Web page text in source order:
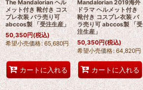
The Mandalorian ヘル
メット付き 靴付き コス
プレ衣装 バラ売り可
abccos製 「受注生産」
50,350円(税込)
希望小売価格: 65,680円
カートに入れる
Mandalorian 2019海外
ドラマ ヘルメット付き
靴付き コスプレ衣装 バ
ラ売り可 abccos製 「受
注生産」
50,350円(税込)
希望小売価格: 64,820円
カートに入れる